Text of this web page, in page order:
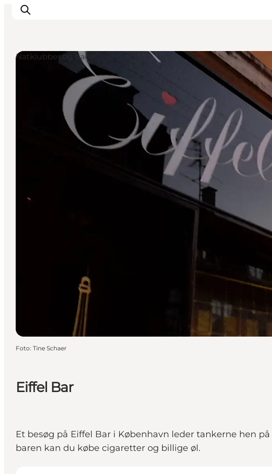
This is Copenhagen
Aktiviteter
Spis & drik
Planlæg din tur
Eiffel Bar
Et besøg på Eiffel Bar i København leder tankerne hen
baren kan du købe cigaretter og billige øl.
Natklubber og barer
Foto: Tine Schaer